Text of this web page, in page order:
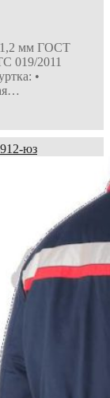
мм ГОСТ
019/2011
•